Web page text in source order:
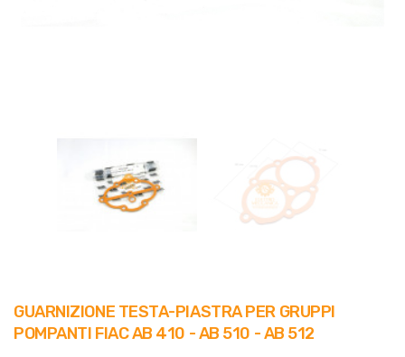
GUARNIZIONE TESTA-PIASTRA PER GRUPPI
POMPANTI FIAC AB 410 - AB 510 - AB 512